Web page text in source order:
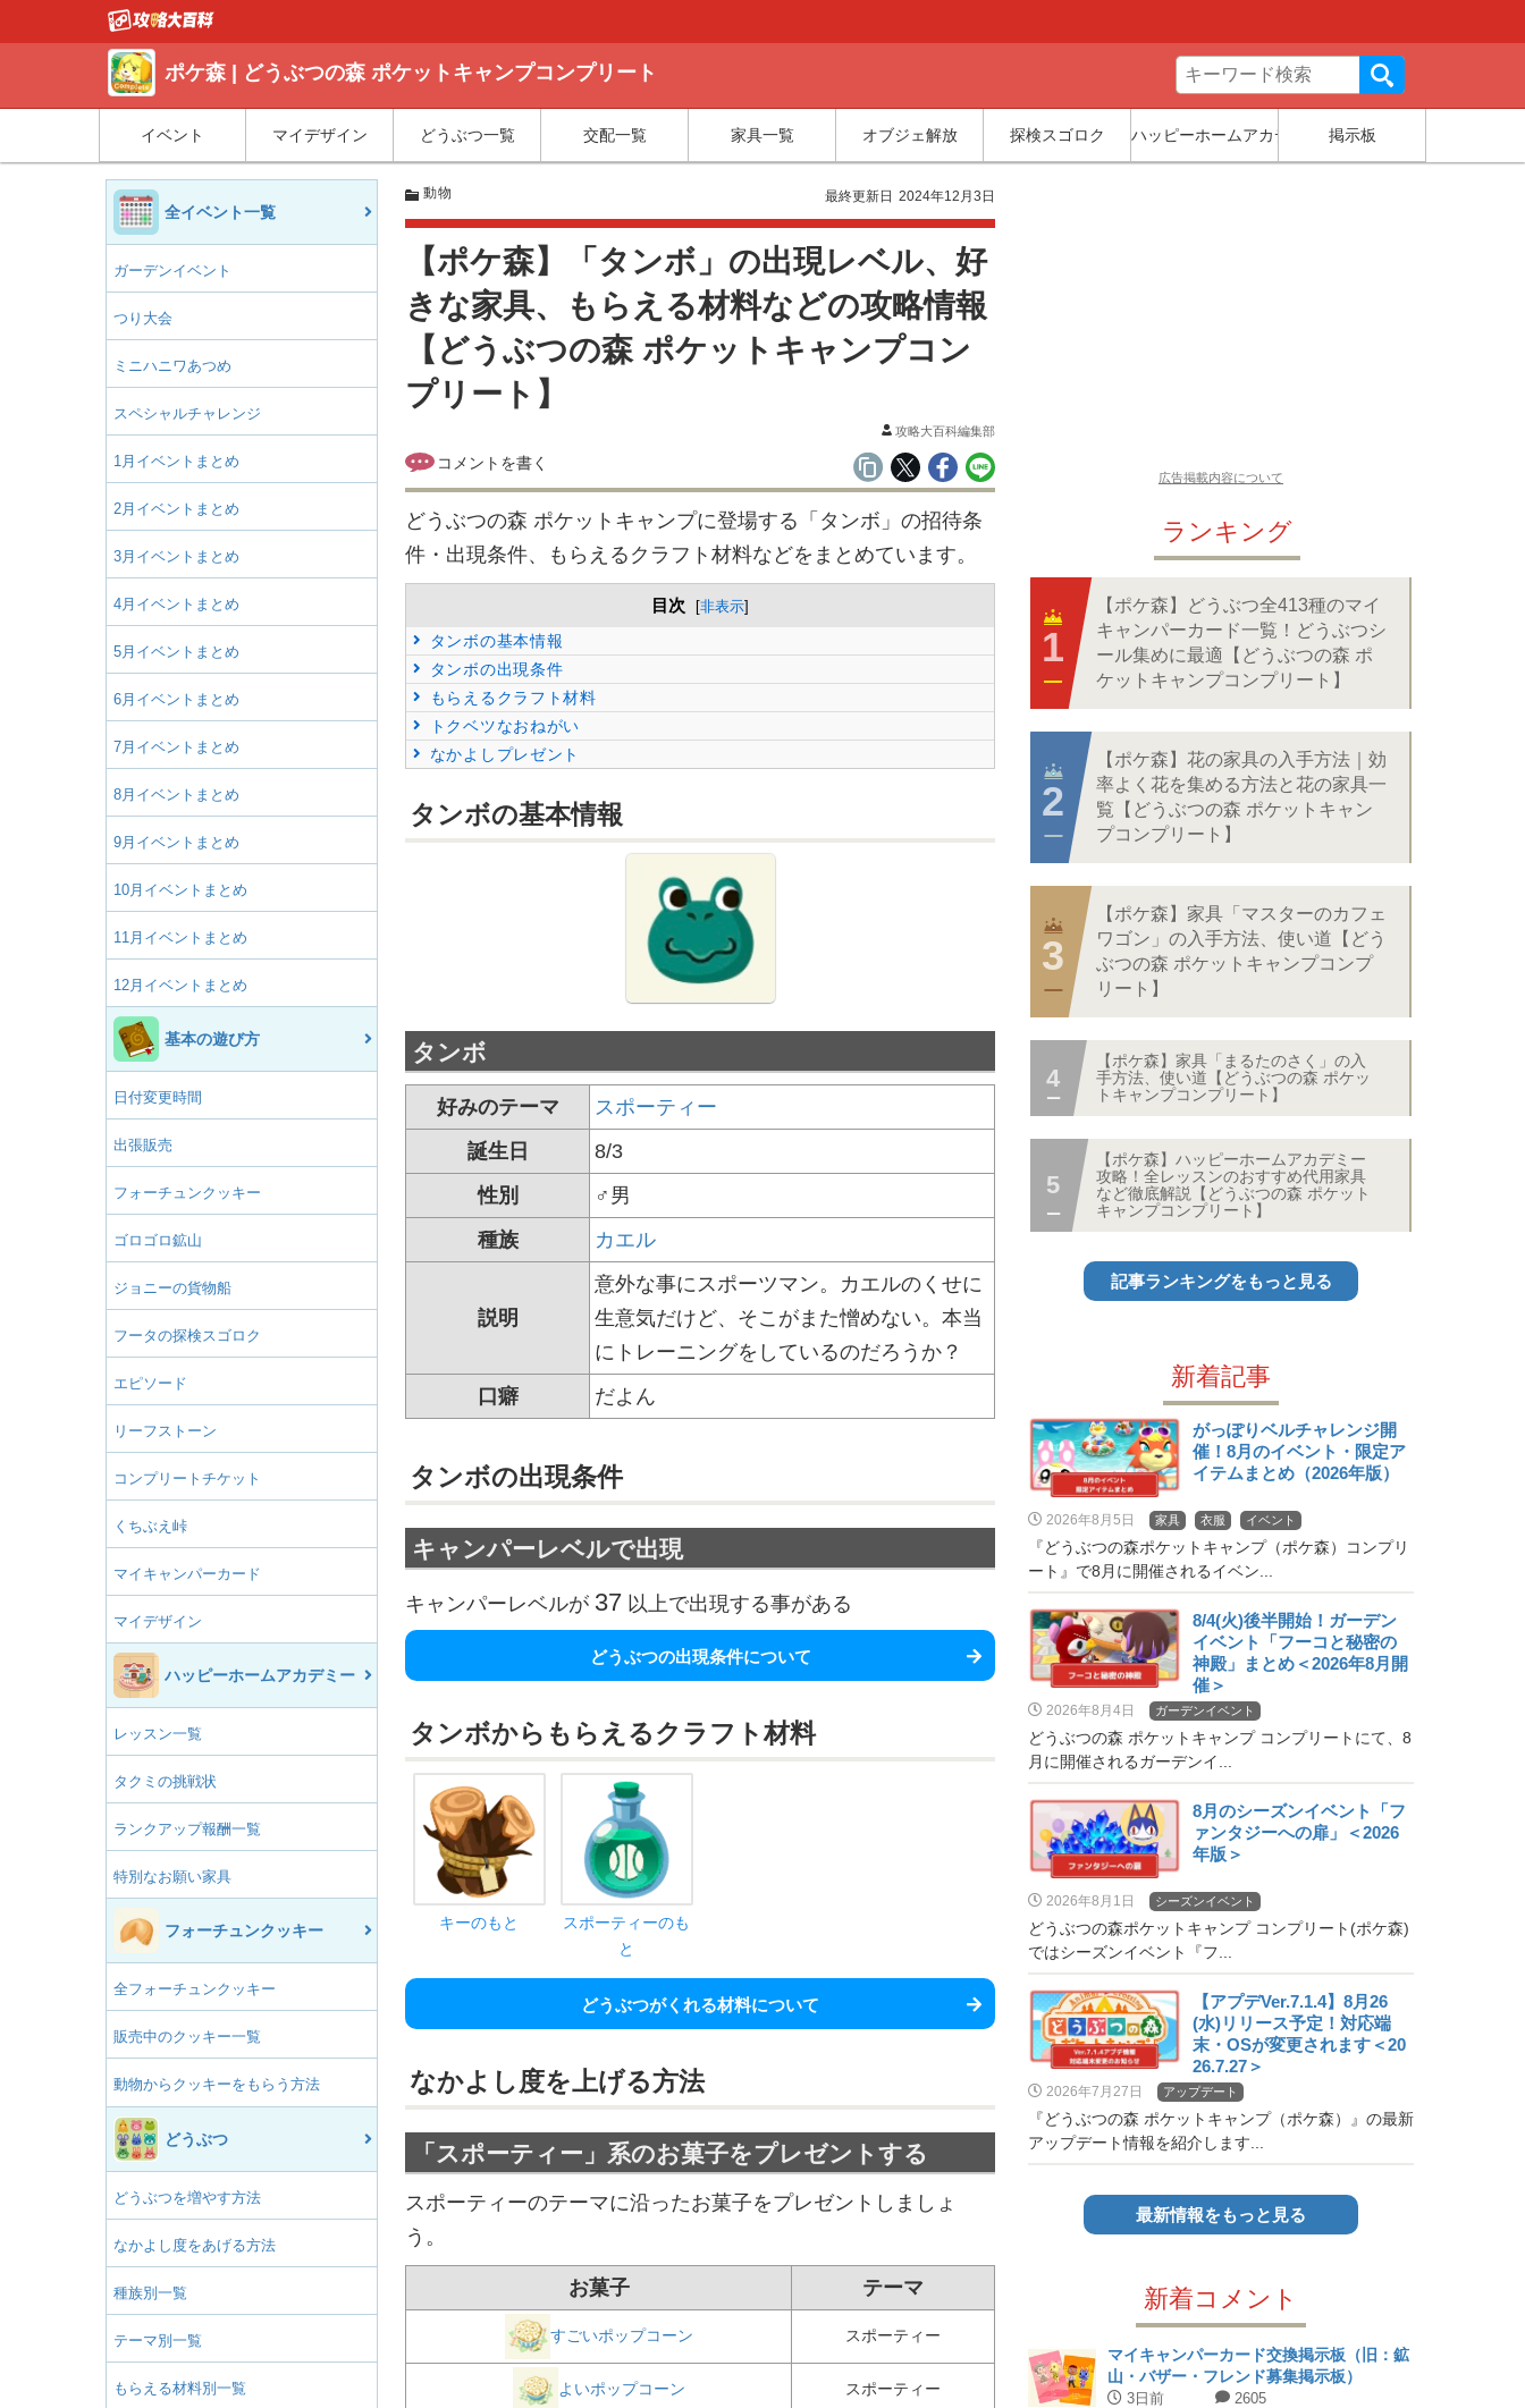
ポケ森 | どうぶつの森 ポケットキャンプコンプリート
イベント マイデザイン どうぶつ一覧 交配一覧 家具一覧 オブジェ解放 探検スゴロク ハッピーホームアカデミー 掲示板
全イベント一覧
ガーデンイベント
つり大会
ミニハニワあつめ
スペシャルチャレンジ
1月イベントまとめ
2月イベントまとめ
3月イベントまとめ
4月イベントまとめ
5月イベントまとめ
6月イベントまとめ
7月イベントまとめ
8月イベントまとめ
9月イベントまとめ
10月イベントまとめ
11月イベントまとめ
12月イベントまとめ
基本の遊び方
日付変更時間
出張販売
フォーチュンクッキー
ゴロゴロ鉱山
ジョニーの貨物船
フータの探検スゴロク
エピソード
リーフストーン
コンプリートチケット
くちぶえ峠
マイキャンパーカード
マイデザイン
ハッピーホームアカデミー
レッスン一覧
タクミの挑戦状
ランクアップ報酬一覧
特別なお願い家具
フォーチュンクッキー
全フォーチュンクッキー
販売中のクッキー一覧
動物からクッキーをもらう方法
どうぶつ
どうぶつを増やす方法
なかよし度をあげる方法
種族別一覧
テーマ別一覧
もらえる材料別一覧
動物 最終更新日 2024年12月3日
【ポケ森】「タンボ」の出現レベル、好
きな家具、もらえる材料などの攻略情報
【どうぶつの森 ポケットキャンプコン
プリート】
攻略大百科編集部
どうぶつの森 ポケットキャンプに登場する「タンボ」の招待条
件・出現条件、もらえるクラフト材料などをまとめています。
目次 [非表示]
タンボの基本情報
タンボの出現条件
もらえるクラフト材料
トクベツなおねがい
なかよしプレゼント
タンボの基本情報
タンボ
好みのテーマ
スポーティー
誕生日
8/3
性別
♂男
種族
カエル
説明
意外な事にスポーツマン。カエルのくせに
生意気だけど、そこがまた憎めない。本当
にトレーニングをしているのだろうか？
口癖
だよん
タンボの出現条件
キャンパーレベルで出現
キャンパーレベルが 37 以上で出現する事がある
どうぶつの出現条件について
タンボから もらえるクラフト材料
キーのもと
スポーティーのも
と
どうぶつがくれる材料について
なかよし度を上げる方法
「スポーティー」系のお菓子をプレゼントする
スポーティーのテーマに沿ったお菓子をプレゼントしましょ
う。
お菓子 テーマ
すごいポップコーン スポーティー
よいポップコーン スポーティー
広告掲載内容について
ランキング
【ポケ森】どうぶつ全413種のマイ
キャンパーカード一覧！どうぶつシ
ール集めに最適【どうぶつの森 ポ
ケットキャンプコンプリート】
【ポケ森】花の家具の入手方法｜効
率よく花を集める方法と花の家具一
覧【どうぶつの森 ポケットキャン
プコンプリート】
【ポケ森】家具「マスターのカフェ
ワゴン」の入手方法、使い道【どう
ぶつの森 ポケットキャンプコンプ
リート】
【ポケ森】家具「まるたのさく」の入
手方法、使い道【どうぶつの森 ポケッ
トキャンプコンプリート】
【ポケ森】ハッピーホームアカデミー
攻略！全レッスンのおすすめ代用家具
など徹底解説【どうぶつの森 ポケット
キャンプコンプリート】
記事ランキングをもっと見る
新着記事
がっぽりベルチャレンジ開
催！8月のイベント・限定ア
イテムまとめ（2026年版）
2026年8月5日 家具 衣服 イベント
『どうぶつの森ポケットキャンプ（ポケ森）コンプリ
ート』で8月に開催されるイベン...
8/4(火)後半開始！ガーデン
イベント「フーコと秘密の
神殿」まとめ＜2026年8月開
催＞
2026年8月4日 ガーデンイベント
どうぶつの森 ポケットキャンプ コンプリートにて、8
月に開催されるガーデンイ...
8月のシーズンイベント「フ
ァンタジーへの扉」＜2026
年版＞
2026年8月1日 シーズンイベント
どうぶつの森ポケットキャンプ コンプリート(ポケ森)
ではシーズンイベント『フ...
【アプデVer.7.1.4】8月26
(水)リリース予定！対応端
末・OSが変更されます＜20
26.7.27＞
2026年7月27日 アップデート
『どうぶつの森 ポケットキャンプ（ポケ森）』の最新
アップデート情報を紹介します...
最新情報をもっと見る
新着コメント
マイキャンパーカード交換掲示板（旧：鉱
山・バザー・フレンド募集掲示板）
3日前 2605